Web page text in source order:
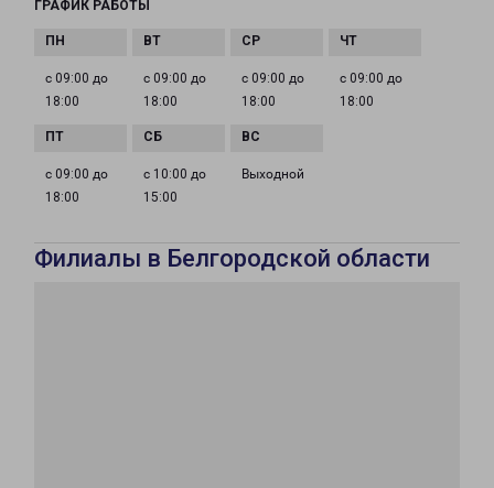
ГРАФИК РАБОТЫ
с 09:00 до
18:00
с 09:00 до
18:00
с 09:00 до
18:00
с 09:00 до
18:00
с 09:00 до
18:00
с 10:00 до
15:00
Выходной
Филиалы в Белгородской области